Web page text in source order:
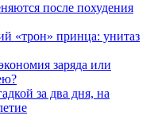
после похудения
«трон» принца: унитаз
заряда или
за два дня, на